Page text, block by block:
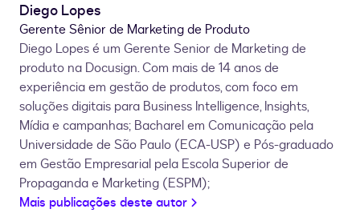
Diego Lopes
Gerente Sênior de Marketing de Produto
Diego Lopes é um Gerente Senior de Marketing de
produto na Docusign. Com mais de 14 anos de
experiência em gestão de produtos, com foco em
soluções digitais para Business Intelligence, Insights,
Mídia e campanhas; Bacharel em Comunicação pela
Universidade de São Paulo (ECA-USP) e Pós-graduado
em Gestão Empresarial pela Escola Superior de
Propaganda e Marketing (ESPM);
Mais publicações deste autor